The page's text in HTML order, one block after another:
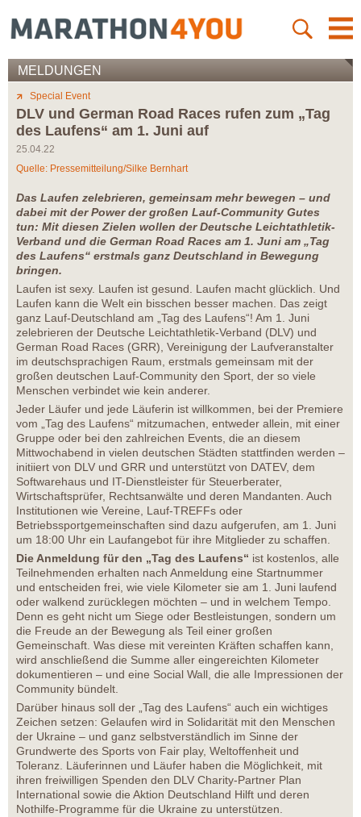
MELDUNGEN
Special Event
DLV und German Road Races rufen zum „Tag
des Laufens“ am 1. Juni auf
25.04.22
Quelle: Pressemitteilung/Silke Bernhart
Das Laufen zelebrieren, gemeinsam mehr bewegen – und
dabei mit der Power der großen Lauf-Community Gutes
tun: Mit diesen Zielen wollen der Deutsche Leichtathletik-
Verband und die German Road Races am 1. Juni am „Tag
des Laufens“ erstmals ganz Deutschland in Bewegung
bringen.
Laufen ist sexy. Laufen ist gesund. Laufen macht glücklich. Und
Laufen kann die Welt ein bisschen besser machen. Das zeigt
ganz Lauf-Deutschland am „Tag des Laufens“! Am 1. Juni
zelebrieren der Deutsche Leichtathletik-Verband (DLV) und
German Road Races (GRR), Vereinigung der Laufveranstalter
im deutschsprachigen Raum, erstmals gemeinsam mit der
großen deutschen Lauf-Community den Sport, der so viele
Menschen verbindet wie kein anderer.
Jeder Läufer und jede Läuferin ist willkommen, bei der Premiere
vom „Tag des Laufens“ mitzumachen, entweder allein, mit einer
Gruppe oder bei den zahlreichen Events, die an diesem
Mittwochabend in vielen deutschen Städten stattfinden werden –
initiiert von DLV und GRR und unterstützt von DATEV, dem
Softwarehaus und IT-Dienstleister für Steuerberater,
Wirtschaftsprüfer, Rechtsanwälte und deren Mandanten. Auch
Institutionen wie Vereine, Lauf-TREFFs oder
Betriebssportgemeinschaften sind dazu aufgerufen, am 1. Juni
um 18:00 Uhr ein Laufangebot für ihre Mitglieder zu schaffen.
Die Anmeldung für den „Tag des Laufens“ ist kostenlos, alle
Teilnehmenden erhalten nach Anmeldung eine Startnummer
und entscheiden frei, wie viele Kilometer sie am 1. Juni laufend
oder walkend zurücklegen möchten – und in welchem Tempo.
Denn es geht nicht um Siege oder Bestleistungen, sondern um
die Freude an der Bewegung als Teil einer großen
Gemeinschaft. Was diese mit vereinten Kräften schaffen kann,
wird anschließend die Summe aller eingereichten Kilometer
dokumentieren – und eine Social Wall, die alle Impressionen der
Community bündelt.
Darüber hinaus soll der „Tag des Laufens“ auch ein wichtiges
Zeichen setzen: Gelaufen wird in Solidarität mit den Menschen
der Ukraine – und ganz selbstverständlich im Sinne der
Grundwerte des Sports von Fair play, Weltoffenheit und
Toleranz. Läuferinnen und Läufer haben die Möglichkeit, mit
ihren freiwilligen Spenden den DLV Charity-Partner Plan
International sowie die Aktion Deutschland Hilft und deren
Nothilfe-Programme für die Ukraine zu unterstützen.